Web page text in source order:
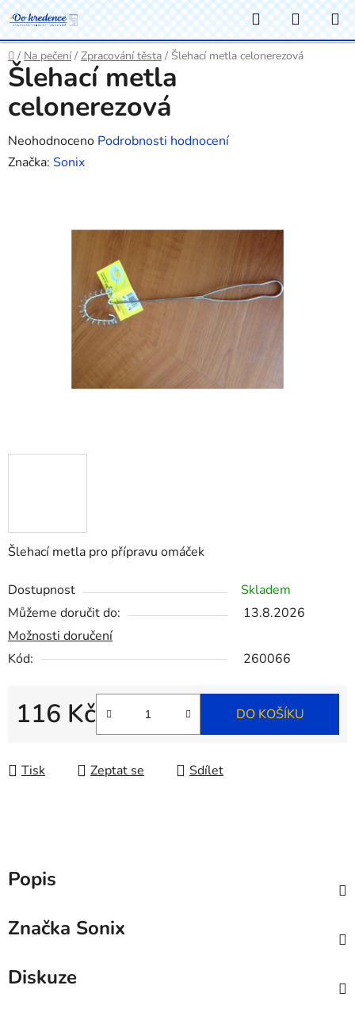
Přejít
na
obsah
Hledat
KOŠÍK
Domů
/ Na pečení / Zpracování těsta / Šlehací metla celonerezová
Šlehací metla pro přípravu omáček
Dostupnost
Skladem
Můžeme doručit do:
13.8.2026
Možnosti doručení
Kód:
260066
116 Kč DO KOŠÍKU
Tisk Zeptat se Sdílet
Šlehací metla
celonerezová
Průměrné
hodnocení
Neohodnoceno Podrobnosti hodnocení
Značka: Sonix
Popis
Značka Sonix
Diskuze